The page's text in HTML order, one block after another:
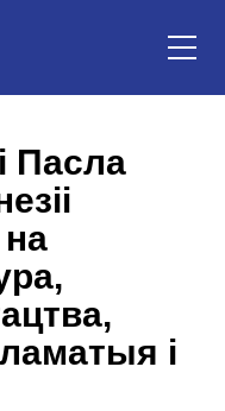
Пасла
і